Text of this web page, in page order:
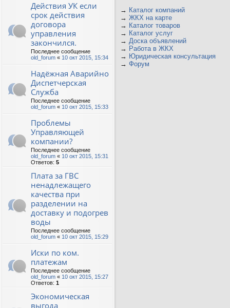
Действия УК если
срок действия
договора
управления
закончился.
Последнее сообщение
old_forum « 10 окт 2015, 15:34
Надёжная Аварийно
Диспетчерская
Служба
Последнее сообщение
old_forum « 10 окт 2015, 15:33
Проблемы
Управляющей
компании?
Последнее сообщение
old_forum « 10 окт 2015, 15:31
Ответов: 5
Плата за ГВС
ненадлежащего
качества при
разделении на
доставку и подогрев
воды
Последнее сообщение
old_forum « 10 окт 2015, 15:29
Иски по ком.
платежам
Последнее сообщение
old_forum « 10 окт 2015, 15:27
Ответов: 1
Экономическая
выгода
→ Каталог компаний
→ ЖКХ на карте
→ Каталог товаров
→ Каталог услуг
→ Доска объявлений
→ Работа в ЖКХ
→ Юридическая консультация
→ Форум